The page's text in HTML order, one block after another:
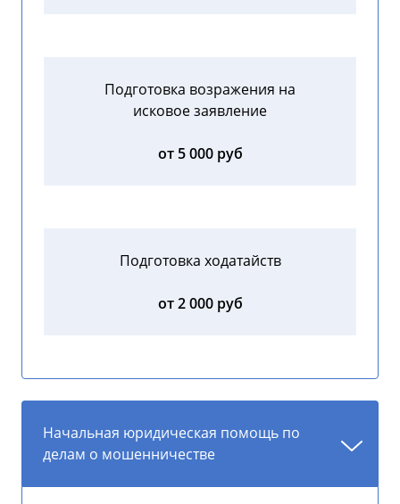
Подготовка возражения на
исковое заявление
от 5 000 руб
Подготовка ходатайств
от 2 000 руб
Начальная юридическая помощь по
делам о мошенничестве